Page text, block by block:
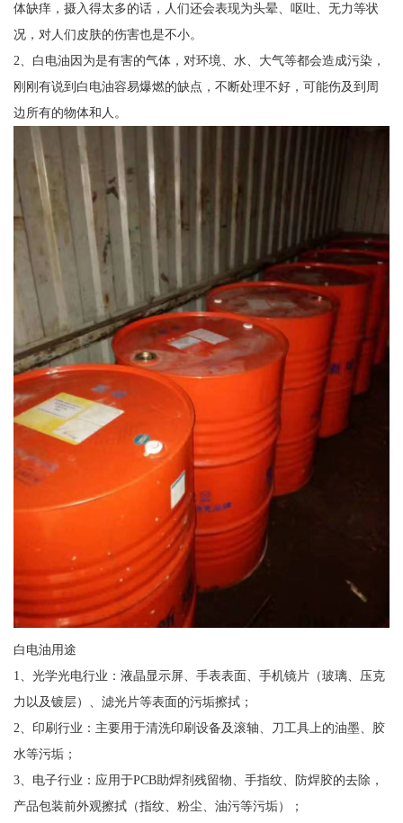
体缺痒，摄入得太多的话，人们还会表现为头晕、呕吐、无力等状
况，对人们皮肤的伤害也是不小。
2、白电油因为是有害的气体，对环境、水、大气等都会造成污染，
刚刚有说到白电油容易爆燃的缺点，不断处理不好，可能伤及到周
边所有的物体和人。
白电油用途
1、光学光电行业：液晶显示屏、手表表面、手机镜片（玻璃、压克
力以及镀层）、滤光片等表面的污垢擦拭；
2、印刷行业：主要用于清洗印刷设备及滚轴、刀工具上的油墨、胶
水等污垢；
3、电子行业：应用于PCB助焊剂残留物、手指纹、防焊胶的去除，
产品包装前外观擦拭（指纹、粉尘、油污等污垢）；